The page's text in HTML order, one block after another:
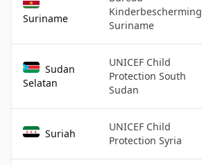
Suriname
Kinderbescherming
Suriname
Sudan
Selatan
UNICEF Child
Protection South
Sudan
Suriah
UNICEF Child
Protection Syria